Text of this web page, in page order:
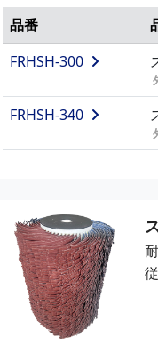
品番
FRHSH-300
FRHSH-340